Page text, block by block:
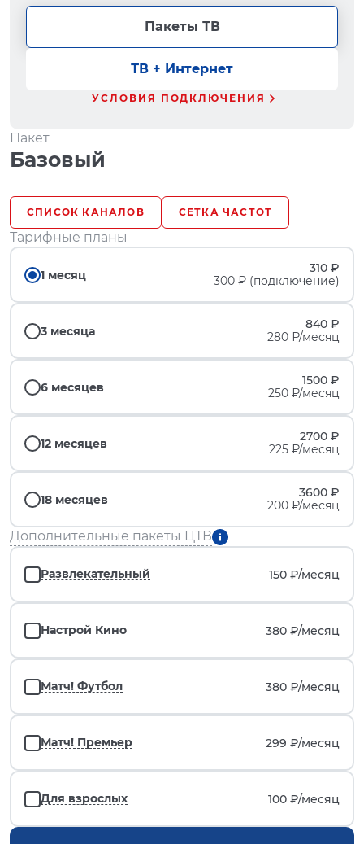
Пакеты ТВ
ТВ + Интернет
УСЛОВИЯ ПОДКЛЮЧЕНИЯ
Пакет
Базовый
СПИСОК КАНАЛОВ СЕТКА ЧАСТОТ
Тарифные планы
1 месяц
310 ₽
300 ₽ (подключение)
3 месяца
840 ₽
280 ₽/месяц
6 месяцев
1500 ₽
250 ₽/месяц
12 месяцев
2700 ₽
225 ₽/месяц
18 месяцев
3600 ₽
200 ₽/месяц
Дополнительные пакеты ЦТВ
Развлекательный 150 ₽/месяц
Настрой Кино 380 ₽/месяц
Матч! Футбол 380 ₽/месяц
Матч! Премьер 299 ₽/месяц
Для взрослых 100 ₽/месяц